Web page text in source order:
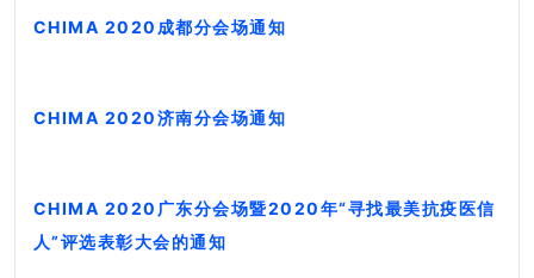
CHIMA 2020成都分会场通知
CHIMA 2020济南分会场通知
CHIMA 2020广东分会场暨2020年“寻找最美抗疫医信
人”评选表彰大会的通知